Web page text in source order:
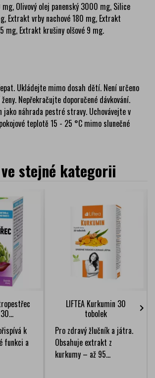
Olivový olej panenský 3000 mg, Silice
Extrakt vrby nachové 180 mg, Extrakt
mg, Extrakt krušiny olšové 9 mg.
Ukládejte mimo dosah dětí. Není určeno
Nepřekračujte doporučené dávkování.
jako náhrada pestré stravy. Uchovávejte v
teplotě 15 - 25 °C mimo slunečné
stejné kategorii
k
funkci a
LIFTEA Kurkumin 30
tobolek
Pro zdravý žlučník a játra.
Obsahuje extrakt z
kurkumy – až 95...
